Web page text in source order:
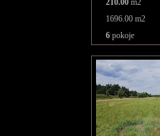
210.00 m2
1696.00 m2
6 pokoje